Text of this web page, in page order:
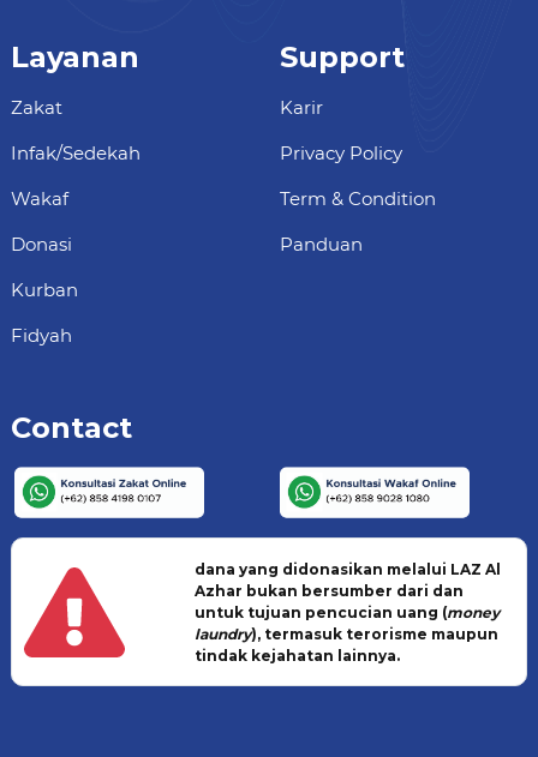
Layanan
Zakat
Infak/Sedekah
Wakaf
Donasi
Kurban
Fidyah
Support
Karir
Privacy Policy
Term & Condition
Panduan
Contact
dana yang didonasikan melalui LAZ Al
Azhar bukan bersumber dari dan
untuk tujuan pencucian uang (money
laundry), termasuk terorisme maupun
tindak kejahatan lainnya.